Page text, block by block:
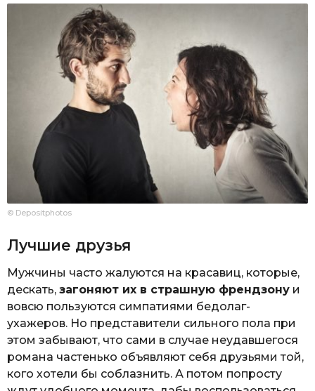
© Depositphotos
Лучшие друзья
Мужчины часто жалуются на красавиц, которые,
дескать, загоняют их в страшную френдзону и
вовсю пользуются симпатиями бедолаг-
ухажеров. Но представители сильного пола при
этом забывают, что сами в случае неудавшегося
романа частенько объявляют себя друзьями той,
кого хотели бы соблазнить. А потом попросту